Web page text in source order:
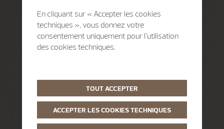
En cliquant sur « Accepter les cookies
techniques », vous donnez votre
consentement uniquement pour l’utilisation
des cookies techniques.
TOUT ACCEPTER
ACCEPTER LES COOKIES TECHNIQUES